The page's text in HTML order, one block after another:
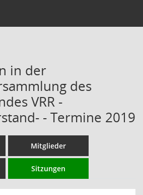
in der
des
VRR -
- Termine 2019
Mitglieder
Sitzungen